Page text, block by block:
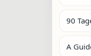
90
A